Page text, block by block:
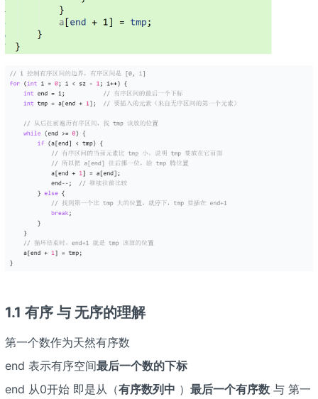
1.1 有序 与 无序的理解
第一个数作为天然有序数
end 表示有序空间最后一个数的下标
end 从0开始 即是从（有序数列中 ） 最后一个有序数与 第一